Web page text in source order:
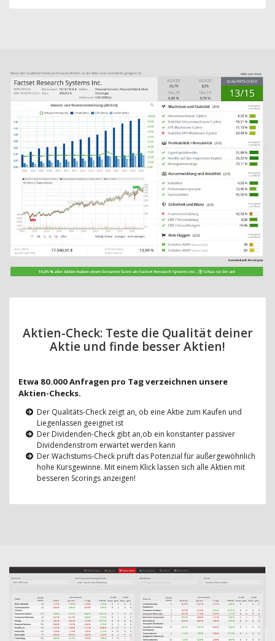
Aktien-Check: Teste die Qualität deiner
Aktie und finde besser Aktien!
Etwa 80.000 Anfragen pro Tag verzeichnen unsere
Aktien-Checks.
Der Qualitäts-Check zeigt an, ob eine Aktie zum Kaufen und
Liegenlassen geeignet ist
Der Dividenden-Check gibt an,ob ein konstanter passiver
Dividendenstrom erwartet werden kann
Der Wachstums-Check prüft das Potenzial für außergewöhnlich
hohe Kursgewinne. Mit einem Klick lassen sich alle Aktien mit
besseren Scorings anzeigen!